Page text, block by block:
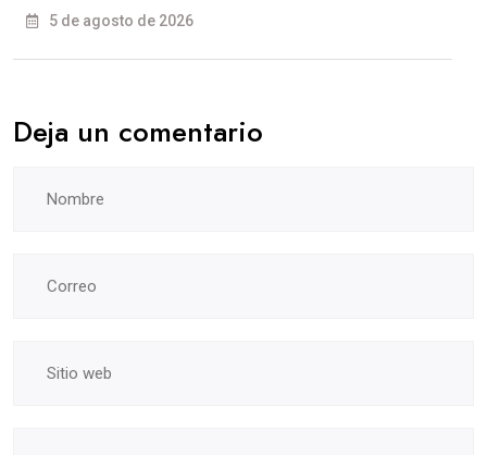
5 de agosto de 2026
Deja un comentario